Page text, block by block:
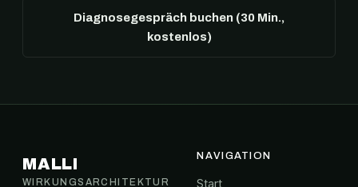
Diagnosegespräch buchen (30 Min.,
kostenlos)
MALLI
WIRKUNGSARCHITEKTUR
NAVIGATION
Start